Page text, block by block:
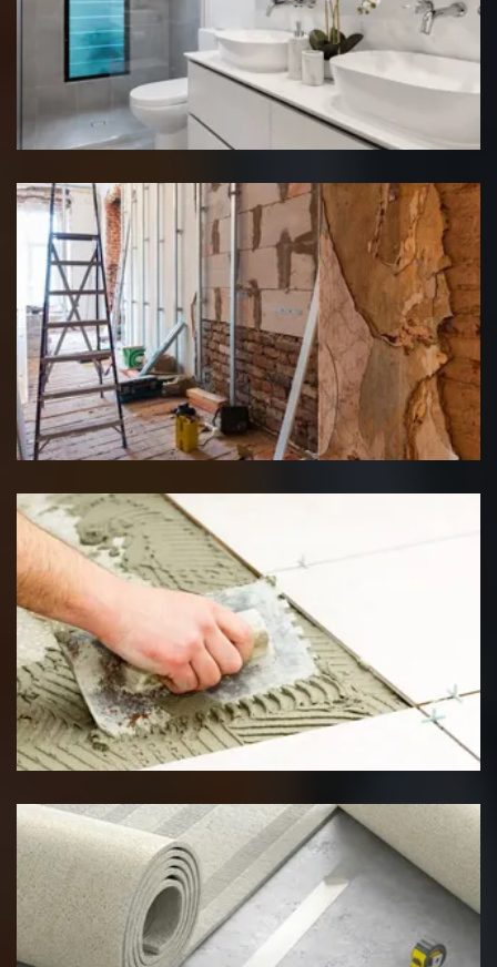
Rénovation salle de bain
Rénovation interieure
Pose de carrelage